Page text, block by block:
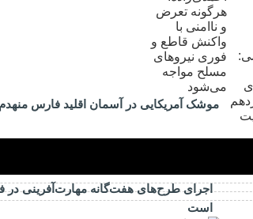
موشک آمریکایی در آسمان اقلید فارس
اجرای طرح‌های هفت‌گانه مهارت‌آفرینی در
است